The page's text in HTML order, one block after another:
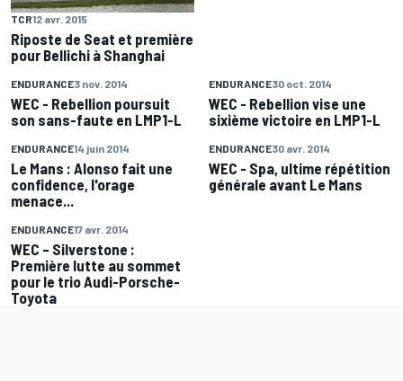
TCR12 avr. 2015
Riposte de Seat et première
pour Bellichi à Shanghai
ENDURANCE3 nov. 2014
WEC - Rebellion poursuit
son sans-faute en LMP1-L
ENDURANCE30 oct. 2014
WEC - Rebellion vise une
sixième victoire en LMP1-L
ENDURANCE14 juin 2014
Le Mans : Alonso fait une
confidence, l'orage
menace...
ENDURANCE30 avr. 2014
WEC - Spa, ultime répétition
générale avant Le Mans
ENDURANCE17 avr. 2014
WEC – Silverstone :
Première lutte au sommet
pour le trio Audi-Porsche-
Toyota